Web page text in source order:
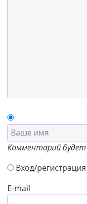
Комментарий будет
Вход/регистрация
E-mail